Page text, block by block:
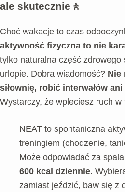
ale skutecznie🚶
Choć wakacje to czas
aktywność fizyczna to nie
tylko naturalna część zdrowego
urlopie. Dobra wiadomość? Nie
siłownię, robić interwałów
Wystarczy, że wpleciesz ruch
NEAT to spontaniczna
treningiem (chodzenie,
Może odpowiadać za
600 kcal dziennie.
zamiast jeździć, baw się z